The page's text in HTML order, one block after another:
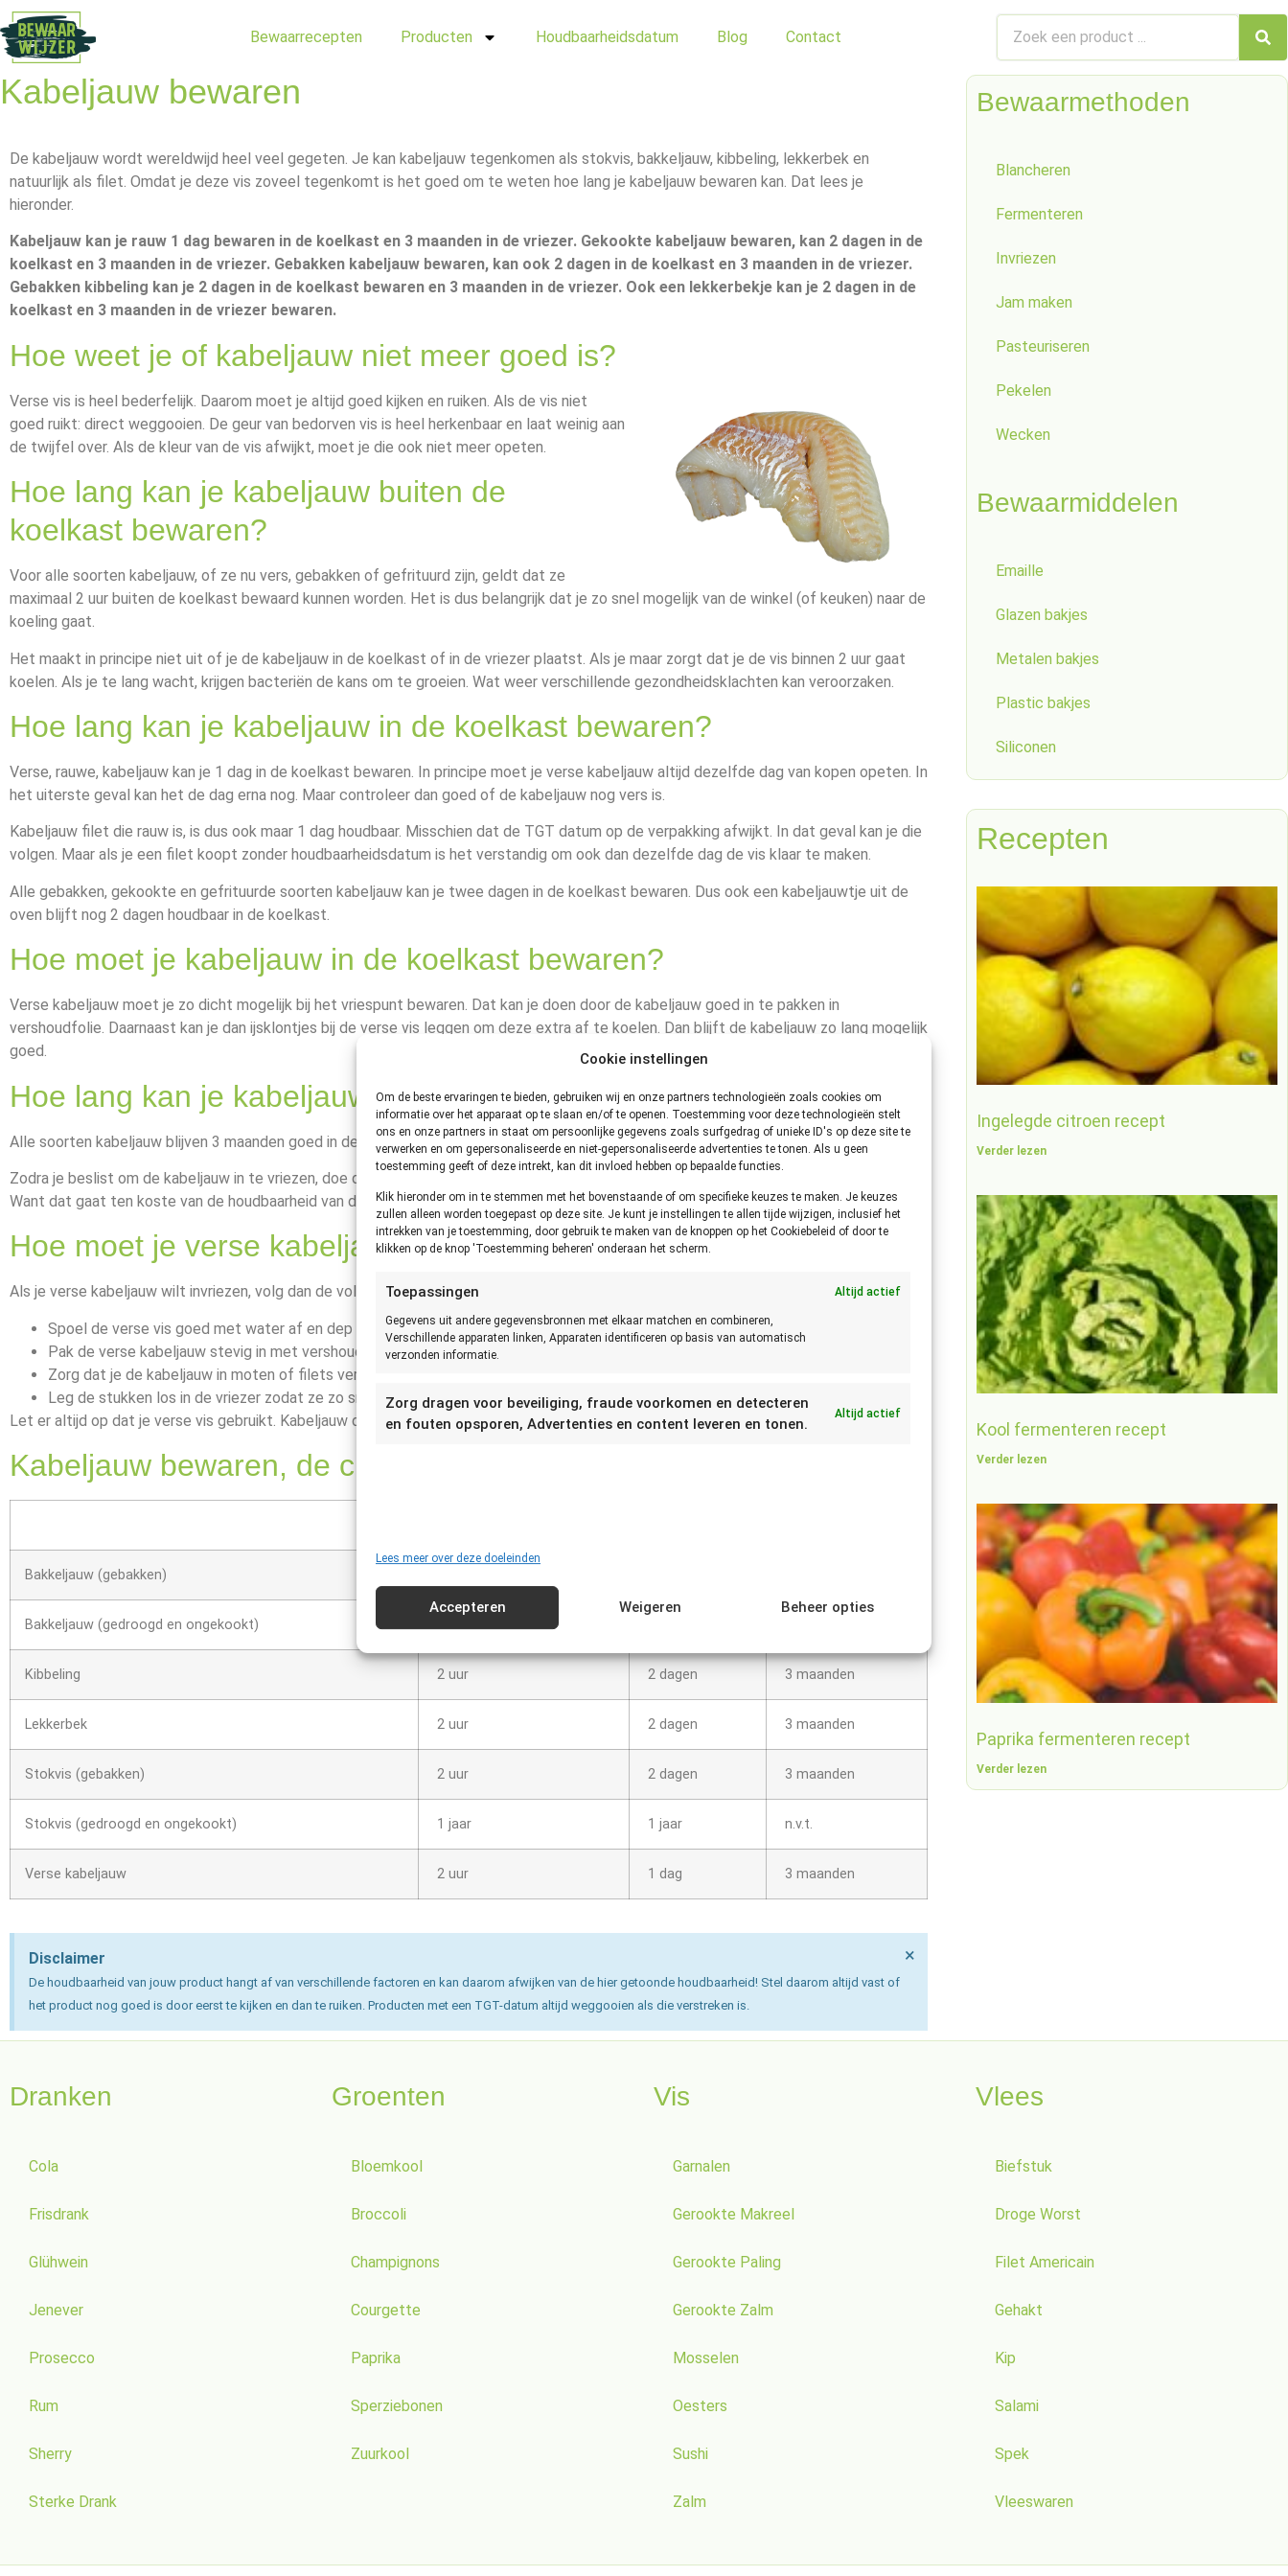
Cookie instellingen
Om de beste ervaringen te bieden, gebruiken wij en onze partners technologieën zoals cookies om
informatie over het apparaat op te slaan en/of te openen. Toestemming voor deze technologieën stelt
ons en onze partners in staat om persoonlijke gegevens zoals surfgedrag of unieke ID's op deze site te
verwerken en om gepersonaliseerde en niet-gepersonaliseerde advertenties te tonen. Als u geen
toestemming geeft of deze intrekt, kan dit invloed hebben op bepaalde functies.
Klik hieronder om in te stemmen met het bovenstaande of om specifieke keuzes te maken. Je keuzes
zullen alleen worden toegepast op deze site. Je kunt je instellingen te allen tijde wijzigen, inclusief het
intrekken van je toestemming, door gebruik te maken van de knoppen op het Cookiebeleid of door te
klikken op de knop 'Toestemming beheren' onderaan het scherm.
Toepassingen Altijd actief
Gegevens uit andere gegevensbronnen met elkaar matchen en combineren,
Verschillende apparaten linken, Apparaten identificeren op basis van automatisch
verzonden informatie.
Zorg dragen voor beveiliging, fraude voorkomen en detecteren
en fouten opsporen, Advertenties en content leveren en tonen.
Altijd actief
Lees meer over deze doeleinden
Accepteren Weigeren Beheer opties
Bewaarrecepten Producten Houdbaarheidsdatum Blog Contact
Kabeljauw bewaren
De kabeljauw wordt wereldwijd heel veel gegeten. Je kan kabeljauw tegenkomen als stokvis, bakkeljauw, kibbeling, lekkerbek en
natuurlijk als filet. Omdat je deze vis zoveel tegenkomt is het goed om te weten hoe lang je kabeljauw bewaren kan. Dat lees je
hieronder.
Kabeljauw kan je rauw 1 dag bewaren in de koelkast en 3 maanden in de vriezer. Gekookte kabeljauw bewaren, kan 2 dagen in de
koelkast en 3 maanden in de vriezer. Gebakken kabeljauw bewaren, kan ook 2 dagen in de koelkast en 3 maanden in de vriezer.
Gebakken kibbeling kan je 2 dagen in de koelkast bewaren en 3 maanden in de vriezer. Ook een lekkerbekje kan je 2 dagen in de
koelkast en 3 maanden in de vriezer bewaren.
Hoe weet je of kabeljauw niet meer goed is?
Verse vis is heel bederfelijk. Daarom moet je altijd goed kijken en ruiken. Als de vis niet
goed ruikt: direct weggooien. De geur van bedorven vis is heel herkenbaar en laat weinig aan
de twijfel over. Als de kleur van de vis afwijkt, moet je die ook niet meer opeten.
Hoe lang kan je kabeljauw buiten de
koelkast bewaren?
Voor alle soorten kabeljauw, of ze nu vers, gebakken of gefrituurd zijn, geldt dat ze
maximaal 2 uur buiten de koelkast bewaard kunnen worden. Het is dus belangrijk dat je zo snel mogelijk van de winkel (of keuken) naar de
koeling gaat.
Het maakt in principe niet uit of je de kabeljauw in de koelkast of in de vriezer plaatst. Als je maar zorgt dat je de vis binnen 2 uur gaat
koelen. Als je te lang wacht, krijgen bacteriën de kans om te groeien. Wat weer verschillende gezondheidsklachten kan veroorzaken.
Hoe lang kan je kabeljauw in de koelkast bewaren?
Verse, rauwe, kabeljauw kan je 1 dag in de koelkast bewaren. In principe moet je verse kabeljauw altijd dezelfde dag van kopen opeten. In
het uiterste geval kan het de dag erna nog. Maar controleer dan goed of de kabeljauw nog vers is.
Kabeljauw filet die rauw is, is dus ook maar 1 dag houdbaar. Misschien dat de TGT datum op de verpakking afwijkt. In dat geval kan je die
volgen. Maar als je een filet koopt zonder houdbaarheidsdatum is het verstandig om ook dan dezelfde dag de vis klaar te maken.
Alle gebakken, gekookte en gefrituurde soorten kabeljauw kan je twee dagen in de koelkast bewaren. Dus ook een kabeljauwtje uit de
oven blijft nog 2 dagen houdbaar in de koelkast.
Hoe moet je kabeljauw in de koelkast bewaren?
Verse kabeljauw moet je zo dicht mogelijk bij het vriespunt bewaren. Dat kan je doen door de kabeljauw goed in te pakken in
vershoudfolie. Daarnaast kan je dan ijsklontjes bij de verse vis leggen om deze extra af te koelen. Dan blijft de kabeljauw zo lang mogelijk
goed.
Hoe lang kan je kabeljauw in de vriezer bewaren?
Alle soorten kabeljauw blijven 3 maanden goed in de vriezer. Ook hier is het belangrijk dat je de vis zo snel mogelijk gaat invriezen.
Zodra je beslist om de kabeljauw in te vriezen, doe dat dan ook meteen. Wacht niet eerst een dag (of twee) voordat je gaat invriezen.
Want dat gaat ten koste van de houdbaarheid van de vis.
Hoe moet je verse kabeljauw invriezen?
Als je verse kabeljauw wilt invriezen, volg dan de volgende stappen voor het beste resultaat.
Spoel de verse vis goed met water af en dep deze daarna weer droog.
Pak de verse kabeljauw stevig in met vershoudfolie.
Zorg dat je de kabeljauw in moten of filets verpakt.
Leg de stukken los in de vriezer zodat ze zo snel mogelijk invriezen.
Let er altijd op dat je verse vis gebruikt. Kabeljauw die al een dag heeft gelegen, moet je niet meer invriezen.
Kabeljauw bewaren, de cijfers:
Bakkeljauw (gebakken)
Bakkeljauw (gedroogd en ongekookt)
Kibbeling 2 uur 2 dagen 3 maanden
Lekkerbek 2 uur 2 dagen 3 maanden
Stokvis (gebakken) 2 uur 2 dagen 3 maanden
Stokvis (gedroogd en ongekookt) 1 jaar 1 jaar n.v.t.
Verse kabeljauw 2 uur 1 dag 3 maanden
Disclaimer
De houdbaarheid van jouw product hangt af van verschillende factoren en kan daarom afwijken van de hier getoonde houdbaarheid! Stel daarom altijd vast of
het product nog goed is door eerst te kijken en dan te ruiken. Producten met een TGT-datum altijd weggooien als die verstreken is.
×
Bewaarmethoden
Blancheren
Fermenteren
Invriezen
Jam maken
Pasteuriseren
Pekelen
Wecken
Bewaarmiddelen
Emaille
Glazen bakjes
Metalen bakjes
Plastic bakjes
Siliconen
Recepten
Ingelegde citroen recept
Verder lezen
Kool fermenteren recept
Verder lezen
Paprika fermenteren recept
Verder lezen
Dranken
Cola
Frisdrank
Glühwein
Jenever
Prosecco
Rum
Sherry
Sterke Drank
Groenten
Bloemkool
Broccoli
Champignons
Courgette
Paprika
Sperziebonen
Zuurkool
Vis
Garnalen
Gerookte Makreel
Gerookte Paling
Gerookte Zalm
Mosselen
Oesters
Sushi
Zalm
Vlees
Biefstuk
Droge Worst
Filet Americain
Gehakt
Kip
Salami
Spek
Vleeswaren